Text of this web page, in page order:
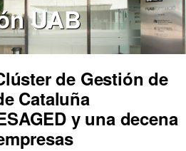
el
de
UAB
de Gestión de
Cataluña
y una decena